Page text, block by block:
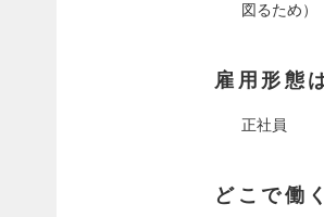
図るため）
雇用形態
正社員
どこで働